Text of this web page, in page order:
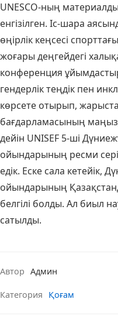
UNESCO-ның
енгізілген. Іс-шара
өңірлік кеңсесі
жоғары деңгейдегі
конференция
гендерлік теңдік пен
көрсете отырып,
бағдарламасының
дейін UNISEF 5-ші
ойындарының ресми
едік. Еске сала кетейік,
ойындарының
белгілі болды. Ал биыл
сатылды.
Автор Админ
Категория Қоғам